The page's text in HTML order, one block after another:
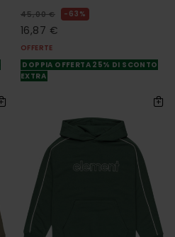
45,00 € 63%
16,87 €
OFFERTE
DOPPIA OFFERTA 25% DI SCONTO
EXTRA